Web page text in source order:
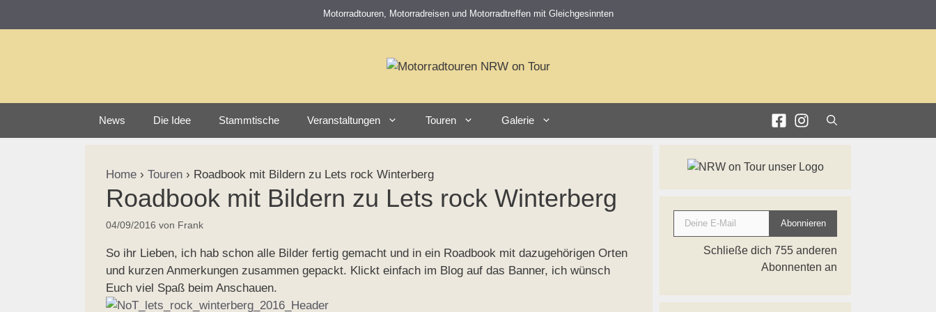
Motorradtouren, Motorradreisen und Motorradtreffen mit Gleichgesinnten
News Die Idee Stammtische Veranstaltungen Touren Galerie
Home › Touren › Roadbook mit Bildern zu Lets rock Winterberg
Roadbook mit Bildern zu Lets rock Winterberg
04/09/2016 von Frank
So ihr Lieben, ich hab schon alle Bilder fertig gemacht und in ein Roadbook mit dazugehörigen Orten
und kurzen Anmerkungen zusammen gepackt. Klickt einfach im Blog auf das Banner, ich wünsch
Euch viel Spaß beim Anschauen.
Deine E-Mail
Abonnieren
Schließe dich 755 anderen
Abonnenten an